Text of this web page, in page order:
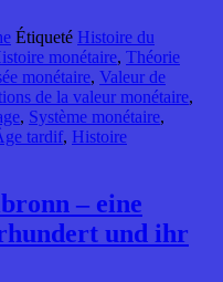
Étiqueté Histoire du
monétaire, Théorie
monétaire, Valeur de
de la valeur monétaire,
, Système monétaire,
tardif, Histoire
– eine
und ihr